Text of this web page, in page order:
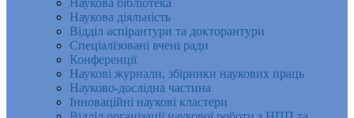
Наукова бібліотека
Наукова діяльність
Відділ аспірантури та докторантури
Спеціалізовані вчені ради
Конференції
Наукові журнали, збірники наукових праць
Науково-дослідна частина
Інноваційні наукові кластери